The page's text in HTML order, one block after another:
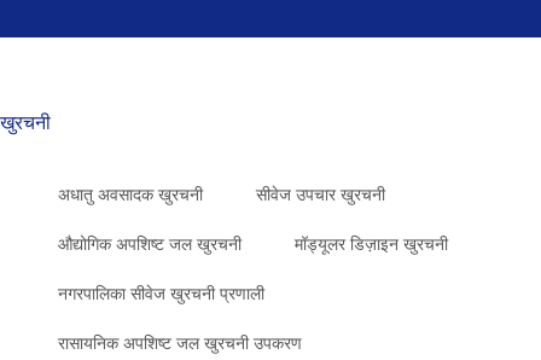
खुरचनी
अधातु अवसादक खुरचनी सीवेज उपचार खुरचनी
औद्योगिक अपशिष्ट जल खुरचनी मॉड्यूलर डिज़ाइन खुरचनी
नगरपालिका सीवेज खुरचनी प्रणाली
रासायनिक अपशिष्ट जल खुरचनी उपकरण